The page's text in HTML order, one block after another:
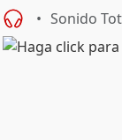
Sonido